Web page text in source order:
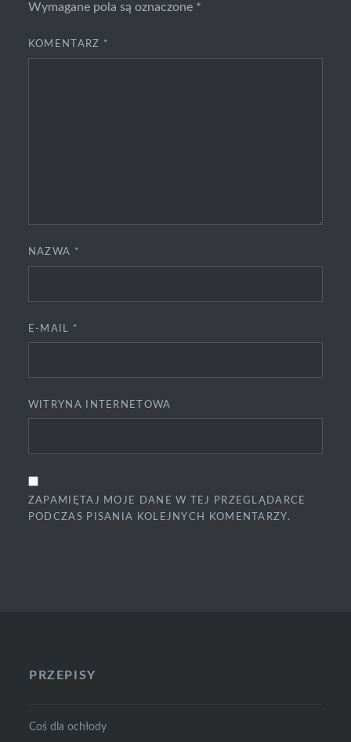
Wymagane pola są oznaczone *
KOMENTARZ *
NAZWA *
E-MAIL *
WITRYNA INTERNETOWA
ZAPAMIĘTAJ MOJE DANE W TEJ PRZEGLĄDARCE
PODCZAS PISANIA KOLEJNYCH KOMENTARZY.
PRZEPISY
Coś dla ochłody